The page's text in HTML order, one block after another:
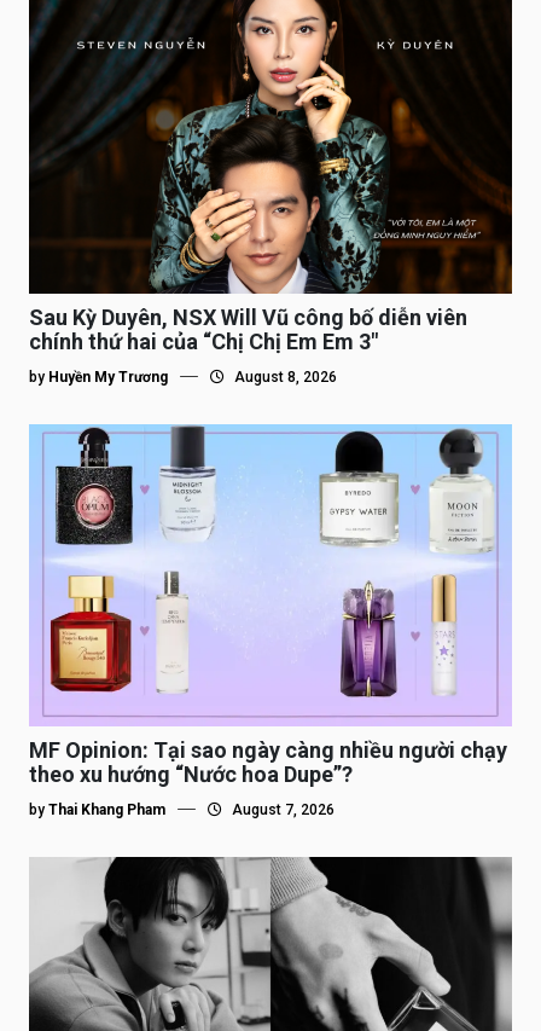
Sau Kỳ Duyên, NSX Will Vũ công bố diễn viên
chính thứ hai của “Chị Chị Em Em 3″
by Huyền My Trương August 8, 2026
MF Opinion: Tại sao ngày càng nhiều người chạy
theo xu hướng “Nước hoa Dupe”?
by Thai Khang Pham August 7, 2026